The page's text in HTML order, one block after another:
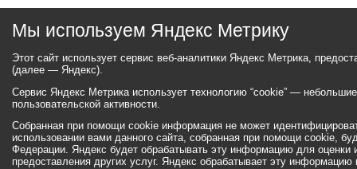
Мы используем Яндекс Метрику
Этот сайт использует сервис веб-аналитики Яндекс Метрика,
(далее — Яндекс).
Сервис Яндекс Метрика использует технологию “cookie” —
пользовательской активности.
Собранная при помощи cookie информация не может
использовании вами данного сайта, собранная при помощи cookie,
Федерации. Яндекс будет обрабатывать эту информацию для оценки
предоставления других услуг. Яндекс обрабатывает эту